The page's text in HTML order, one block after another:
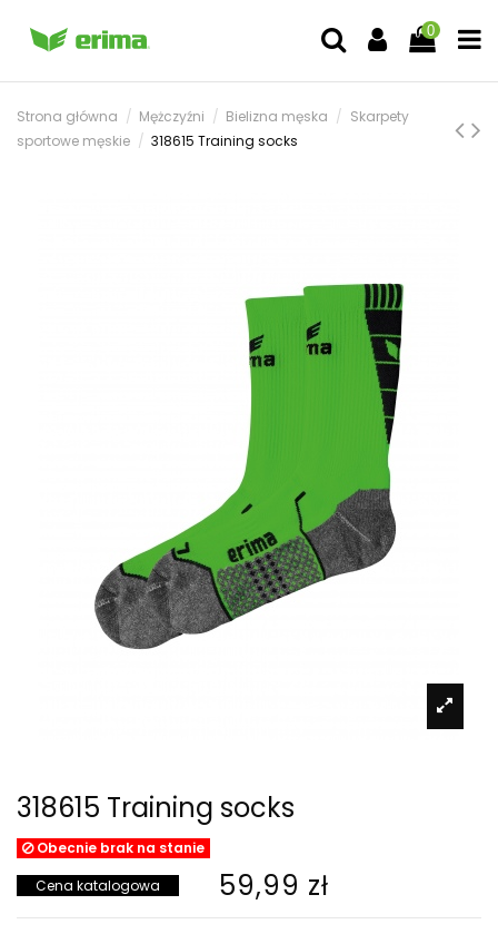
0
Strona główna Mężczyźni Bielizna męska
Skarpety
sportowe męskie
318615 Training socks
318615 Training socks
Obecnie brak na stanie
Cena katalogowa 59,99 zł